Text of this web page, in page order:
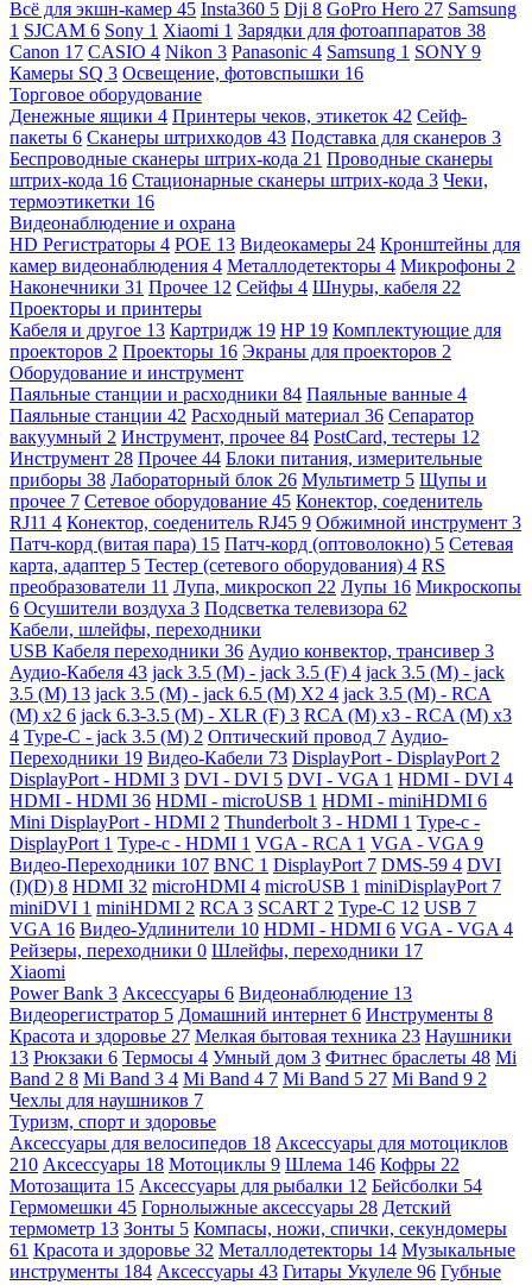
Всё для экшн-камер 45 Insta360 5 Dji 8 GoPro Hero 27 Samsung
1 SJCAM 6 Sony 1 Xiaomi 1 Зарядки для фотоаппаратов 38
Canon 17 CASIO 4 Nikon 3 Panasonic 4 Samsung 1 SONY 9
Камеры SQ 3 Освещение, фотовспышки 16
Торговое оборудование
Денежные ящики 4 Принтеры чеков, этикеток 42 Сейф-
пакеты 6 Сканеры штрихкодов 43 Подставка для сканеров 3
Беспроводные сканеры штрих-кода 21 Проводные сканеры
штрих-кода 16 Стационарные сканеры штрих-кода 3 Чеки,
термоэтикетки 16
Видеонаблюдение и охрана
HD Регистраторы 4 POE 13 Видеокамеры 24 Кронштейны для
камер видеонаблюдения 4 Металлодетекторы 4 Микрофоны 2
Наконечники 31 Прочее 12 Сейфы 4 Шнуры, кабеля 22
Проекторы и принтеры
Кабеля и другое 13 Картридж 19 HP 19 Комплектующие для
проекторов 2 Проекторы 16 Экраны для проекторов 2
Оборудование и инструмент
Паяльные станции и расходники 84 Паяльные ванные 4
Паяльные станции 42 Расходный материал 36 Сепаратор
вакуумный 2 Инструмент, прочее 84 PostCard, тестеры 12
Инструмент 28 Прочее 44 Блоки питания, измерительные
приборы 38 Лабораторный блок 26 Мультиметр 5 Щупы и
прочее 7 Сетевое оборудование 45 Конектор, соеденитель
RJ11 4 Конектор, соеденитель RJ45 9 Обжимной инструмент 3
Патч-корд (витая пара) 15 Патч-корд (оптоволокно) 5 Сетевая
карта, адаптер 5 Тестер (сетевого оборудования) 4 RS
преобразователи 11 Лупа, микроскоп 22 Лупы 16 Микроскопы
6 Осушители воздуха 3 Подсветка телевизора 62
Кабели, шлейфы, переходники
USB Кабеля переходники 36 Аудио конвектор, трансивер 3
Аудио-Кабеля 43 jack 3.5 (M) - jack 3.5 (F) 4 jack 3.5 (M) - jack
3.5 (M) 13 jack 3.5 (M) - jack 6.5 (M) X2 4 jack 3.5 (M) - RCA
(M) x2 6 jack 6.3-3.5 (M) - XLR (F) 3 RCA (M) x3 - RCA (M) x3
4 Type-C - jack 3.5 (M) 2 Оптический провод 7 Аудио-
Переходники 19 Видео-Кабели 73 DisplayPort - DisplayPort 2
DisplayPort - HDMI 3 DVI - DVI 5 DVI - VGA 1 HDMI - DVI 4
HDMI - HDMI 36 HDMI - microUSB 1 HDMI - miniHDMI 6
Mini DisplayPort - HDMI 2 Thunderbolt 3 - HDMI 1 Type-c -
DisplayPort 1 Type-c - HDMI 1 VGA - RCA 1 VGA - VGA 9
Видео-Переходники 107 BNC 1 DisplayPort 7 DMS-59 4 DVI
(I)(D) 8 HDMI 32 microHDMI 4 microUSB 1 miniDisplayPort 7
miniDVI 1 miniHDMI 2 RCA 3 SCART 2 Type-C 12 USB 7
VGA 16 Видео-Удлинители 10 HDMI - HDMI 6 VGA - VGA 4
Рейзеры, переходники 0 Шлейфы, переходники 17
Xiaomi
Power Bank 3 Аксессуары 6 Видеонаблюдение 13
Видеорегистратор 5 Домашний интернет 6 Инструменты 8
Красота и здоровье 27 Мелкая бытовая техника 23 Наушники
13 Рюкзаки 6 Термосы 4 Умный дом 3 Фитнес браслеты 48 Mi
Band 2 8 Mi Band 3 4 Mi Band 4 7 Mi Band 5 27 Mi Band 9 2
Чехлы для наушников 7
Туризм, спорт и здоровье
Аксессуары для велосипедов 18 Аксессуары для мотоциклов
210 Аксессуары 18 Мотоциклы 9 Шлема 146 Кофры 22
Мотозащита 15 Аксессуары для рыбалки 12 Бейсболки 54
Гермомешки 45 Горнолыжные аксессуары 28 Детский
термометр 13 Зонты 5 Компасы, ножи, спички, секундомеры
61 Красота и здоровье 32 Металлодетекторы 14 Музыкальные
инструменты 184 Аксессуары 43 Гитары Укулеле 96 Губные